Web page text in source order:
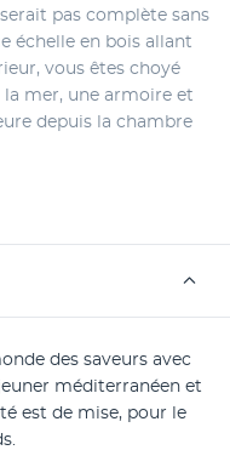
pas complète sans
échelle en bois allant
vous êtes choyé
mer, une armoire et
depuis la chambre
des saveurs avec
méditerranéen et
est de mise, pour le